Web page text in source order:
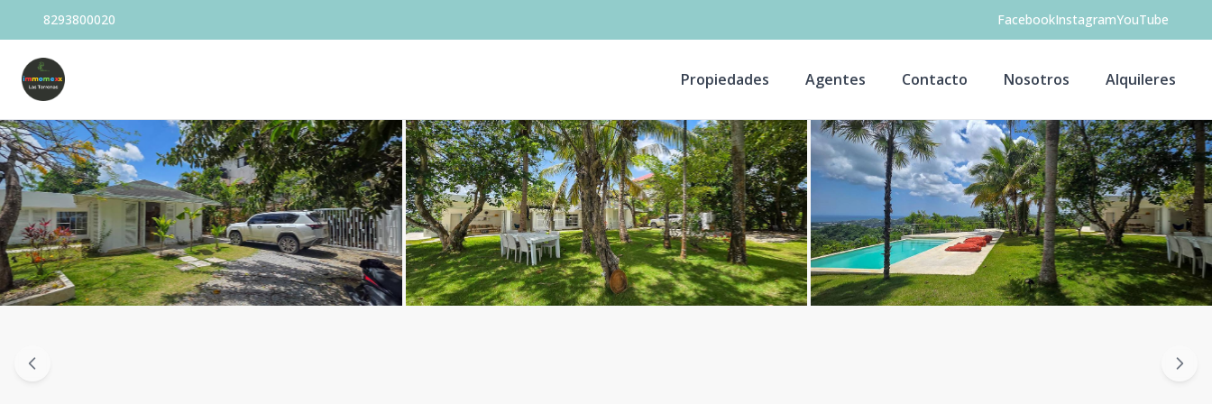
8293800020 FacebookInstagramYouTube
Propiedades Agentes Contacto Nosotros Alquileres